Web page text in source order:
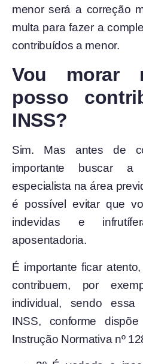
menor será a correção
multa para fazer a
contribuídos a menor.
Vou morar
posso
INSS?
Sim. Mas antes de
importante buscar
especialista na área
é possível evitar que
indevidas e
aposentadoria.
É importante ficar
contribuem, por
individual, sendo
INSS, conforme
Instrução Normativa nº